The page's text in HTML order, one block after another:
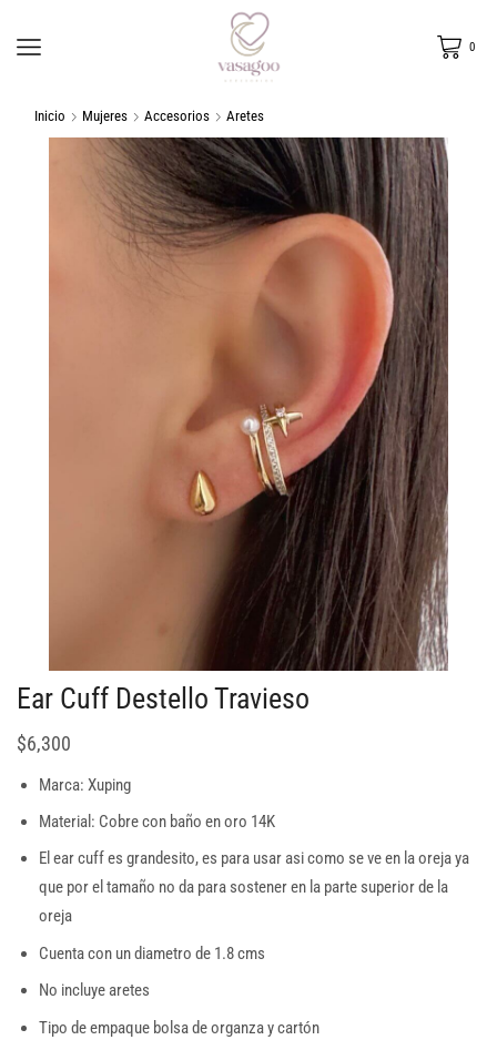
0
Inicio Mujeres Accesorios Aretes
Ear Cuff Destello Travieso
$6,300
Marca: Xuping
Material: Cobre con baño en oro 14K
El ear cuff es grandesito, es para usar asi como se ve en la oreja ya
que por el tamaño no da para sostener en la parte superior de la
oreja
Cuenta con un diametro de 1.8 cms
No incluye aretes
Tipo de empaque bolsa de organza y cartón